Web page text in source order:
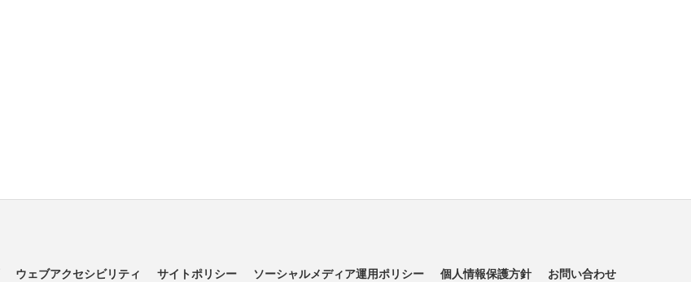
ウェブアクセシビリティ サイトポリシー ソーシャルメディア運用ポリシー 個人情報保護方針 お問い合わせ